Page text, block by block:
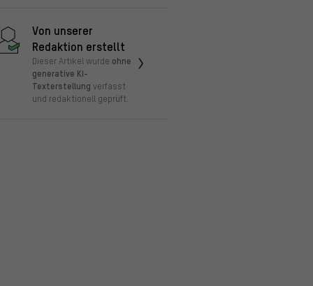
Von unserer
Redaktion erstellt
Dieser Artikel wurde ohne
generative KI-
Texterstellung verfasst
und redaktionell geprüft.